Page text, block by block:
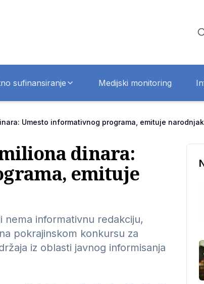
sufinansiranje Medijski monitoring
Umesto informativnog programa, emituje
dinara:
emituje
nema informativnu redakciju,
pokrajinskom konkursu za
iz oblasti javnog informisanja